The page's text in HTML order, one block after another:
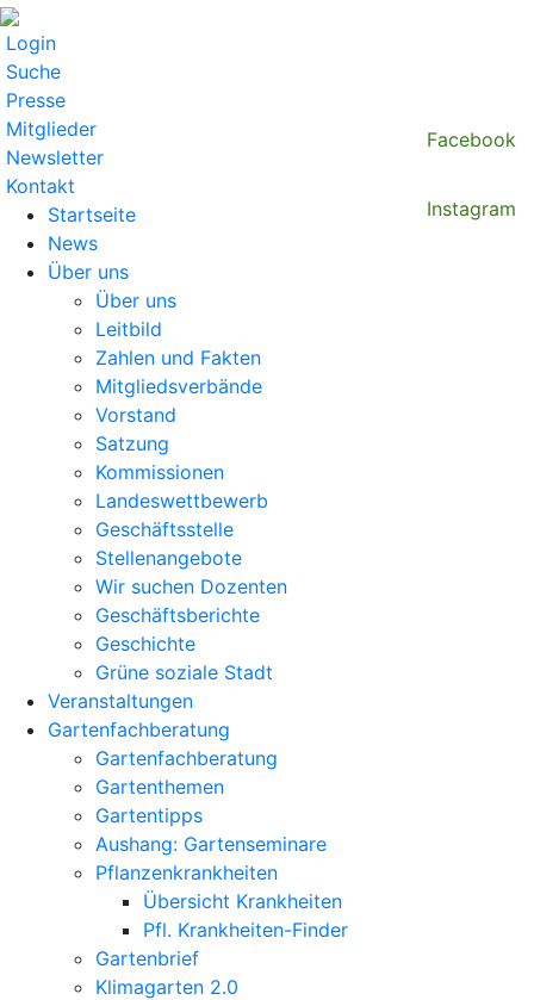
Login
Facebook
Instagram
Suche
Presse
Mitglieder
Newsletter
Kontakt
Startseite
News
Über uns
Über uns
Leitbild
Zahlen und Fakten
Mitgliedsverbände
Vorstand
Satzung
Kommissionen
Landeswettbewerb
Geschäftsstelle
Stellenangebote
Wir suchen Dozenten
Geschäftsberichte
Geschichte
Grüne soziale Stadt
Veranstaltungen
Gartenfachberatung
Gartenfachberatung
Gartenthemen
Gartentipps
Aushang: Gartenseminare
Pflanzenkrankheiten
Übersicht Krankheiten
Pfl. Krankheiten-Finder
Gartenbrief
Klimagarten 2.0